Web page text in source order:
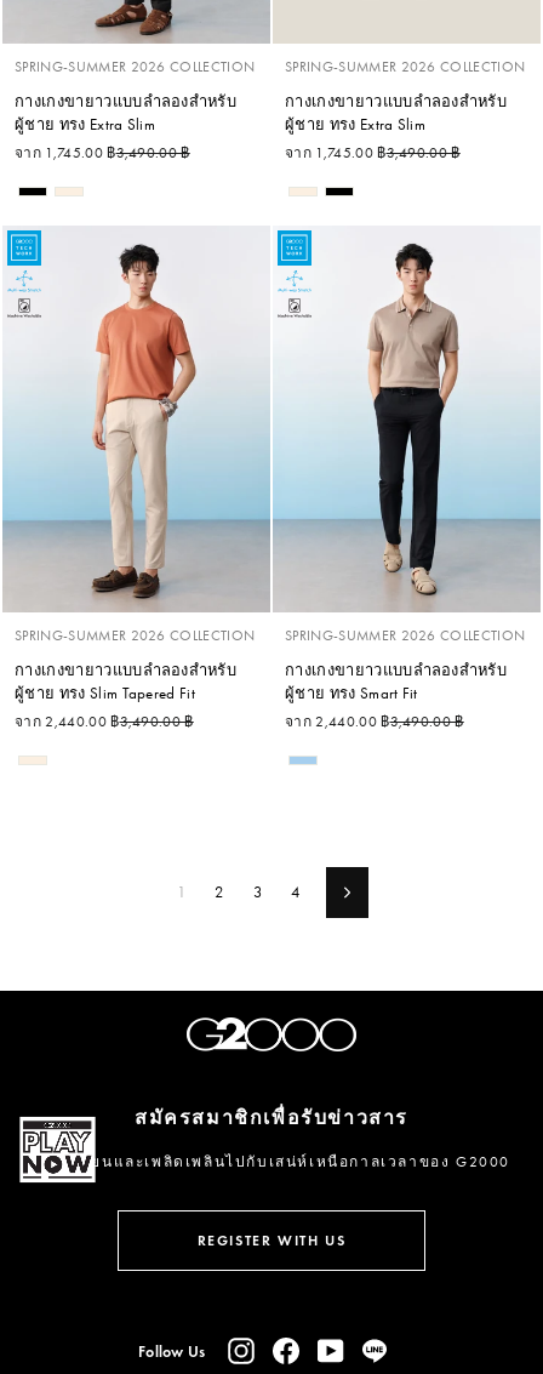
SPRING-SUMMER 2026 COLLECTION
กางเกงขายาวแบบลำลองสำหรับ
ผู้ชาย ทรง Extra Slim
จาก 1,745.00 ฿ราคาปกติ
3,490.00 ฿
SPRING-SUMMER 2026 COLLECTION
กางเกงขายาวแบบลำลองสำหรับ
ผู้ชาย ทรง Extra Slim
จาก 1,745.00 ฿ราคาปกติ
3,490.00 ฿
SPRING-SUMMER 2026 COLLECTION
กางเกงขายาวแบบลำลองสำหรับ
ผู้ชาย ทรง Slim Tapered Fit
จาก 2,440.00 ฿ราคาปกติ
3,490.00 ฿
SPRING-SUMMER 2026 COLLECTION
กางเกงขายาวแบบลำลองสำหรับ
ผู้ชาย ทรง Smart Fit
จาก 2,440.00 ฿ราคาปกติ
3,490.00 ฿
1 2 3 4 Next
สมัครสมาชิกเพื่อรับข่าวสาร
ลงทะเบียนและเพลิดเพลินไปกับเสน่ห์เหนือกาลเวลาของ G2000
REGISTER WITH US
Follow Us InstagramFacebookYouTubeLine